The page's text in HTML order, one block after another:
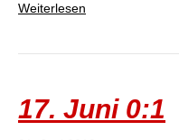
Weiterlesen
17. Juni 0:1